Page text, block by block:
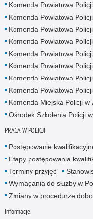
Komenda Powiatowa
Komenda Powiatowa
Komenda Powiatowa Policji
Komenda Powiatowa
Komenda Powiatowa
Komenda Powiatowa
Komenda Powiatowa
Komenda Powiatowa
Komenda Miejska Policji w
Ośrodek Szkolenia Policji
PRACA W POLICJI
Postępowanie
Etapy postępowania
Terminy przyjęć
Wymagania do służby w
Zmiany w procedurze
Informacje